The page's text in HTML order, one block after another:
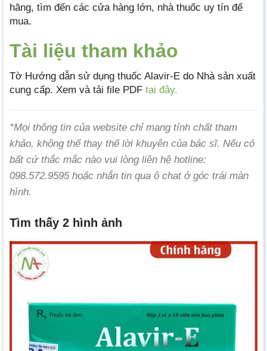
hãng, tìm đến các cửa hàng lớn, nhà thuốc uy tín để
mua.
Tài liệu tham khảo
Tờ Hướng dẫn sử dụng thuốc Alavir-E do Nhà sản xuất
cung cấp. Xem và tải file PDF tại đây.
*Mọi thông tin của website chỉ mang tính chất tham
khảo, không thể thay thế lời khuyên của bác sĩ. Nếu có
bất cứ thắc mắc nào vui lòng liên hệ hotline:
098.572.9595 hoặc nhắn tin qua ô chat ở góc trái màn
hình.
Tìm thấy 2 hình ảnh